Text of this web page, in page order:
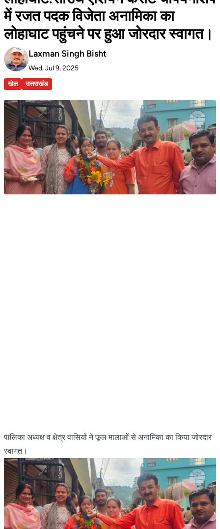
में रजत पदक विजेता अनामिका का
लोहाघाट पहुंचने पर हुआ जोरदार स्वागत।
Laxman Singh Bisht
Wed, Jul 9, 2025
खेल
उत्तराखंड
पालिका अध्यक्ष व क्षेत्र वासियों ने फूल मालाओं से अनामिका का किया जोरदार
स्वागत।